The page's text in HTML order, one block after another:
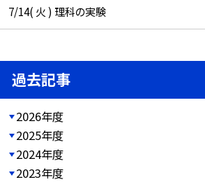
7/14( 火 ) 理科の実験
過去記事
2026年度
2025年度
2024年度
2023年度